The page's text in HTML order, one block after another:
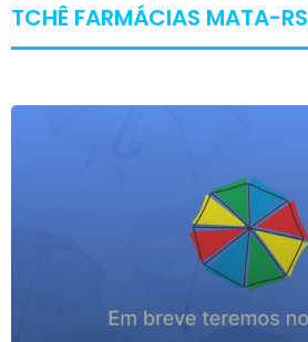
TCHÊ FARMÁCIAS MATA-RS